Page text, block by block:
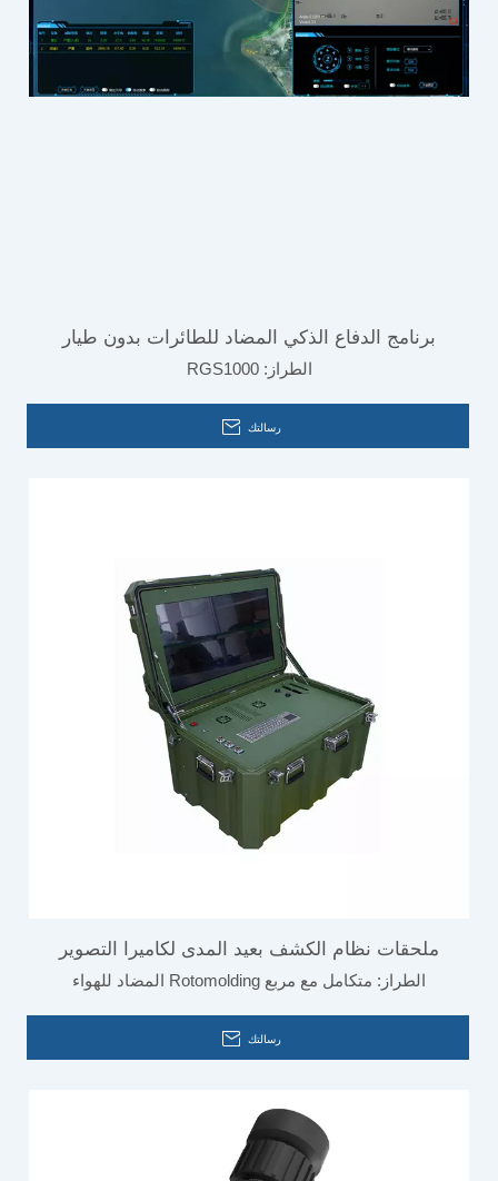
برنامج الدفاع الذكي المضاد للطائرات بدون طيار
RGS1000الطراز: RGS1000
رسالتك
ملحقات نظام الكشف بعيد المدى لكاميرا التصوير
الحراري
الطراز: متكامل مع مربع Rotomolding المضاد للهواء
رسالتك